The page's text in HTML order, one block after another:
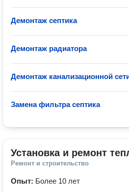
Демонтаж септика
Демонтаж радиатора
Демонтаж канализационной
Замена фильтра септика
Установка и ремонт
Ремонт и строительство
Опыт: Более 10 лет